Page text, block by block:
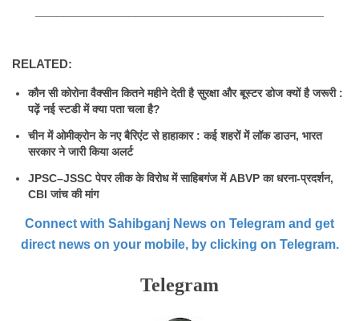
RELATED:
कौन सी कोरोना वैक्सीन कितने महीने देती है सुरक्षा और बूस्टर डोज क्यों है जरूरी :
पढ़ें नई स्टडी में क्या पता चला है?
चीन में ओमीक्रोन के नए बैरिएंट से हाहाकार : कई शहरों में लॉक डाउन, भारत
सरकार ने जारी किया अलर्ट
JPSC–JSSC पेपर लीक के विरोध में साहिबगंज में ABVP का धरना-प्रदर्शन,
CBI जांच की मांग
Connect with Sahibganj News on Telegram and get
direct news on your mobile, by clicking on Telegram.
Telegram